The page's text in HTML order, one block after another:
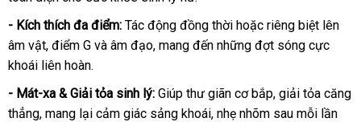
- Kích thích đa điểm: Tác động đồng thời hoặc riêng biệt lên
âm vật, điểm G và âm đạo, mang đến những đợt sóng cực
khoái liên hoàn.
- Mát-xa & Giải tỏa sinh lý: Giúp thư giãn cơ bắp, giải tỏa căng
thẳng, mang lại cảm giác sảng khoái, nhẹ nhõm sau mỗi lần